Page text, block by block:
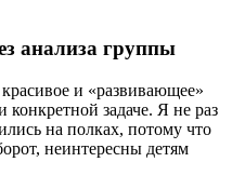
анализа группы
и «развивающее»
конкретной задаче. Я не раз
на полках, потому что
неинтересны детям